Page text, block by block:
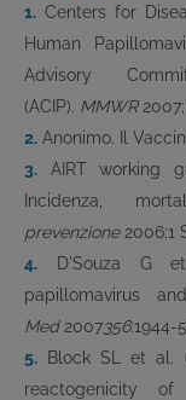
1. Centers for
Human
Advisory
(ACIP). MMWR
2. Anonimo. Il
3. AIRT working
Incidenza,
prevenzione2006;1
4. D'Souza G
papillomavirus
Med2007356:1944-
5. Block SL et al.
reactogenicity